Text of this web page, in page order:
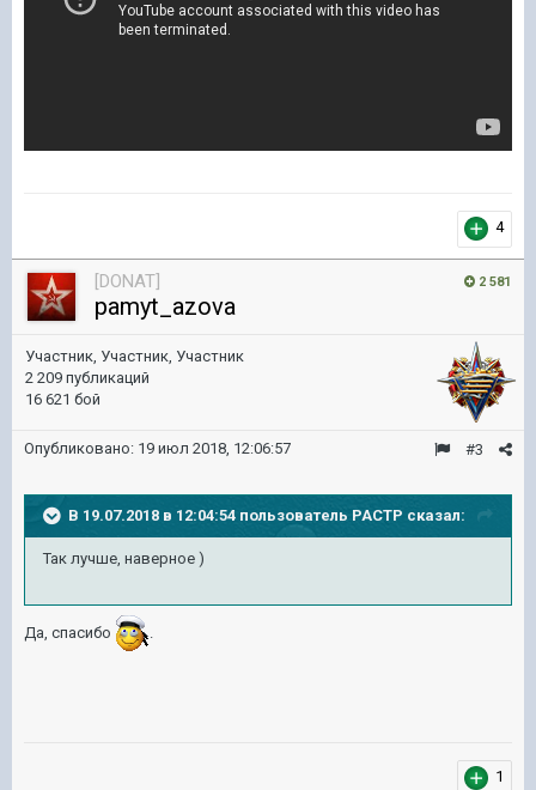
4
2 581
[DONAT]
pamyt_azova
Участник, Участник, Участник
2 209 публикаций
16 621 бой
#3
Опубликовано: 19 июл 2018, 12:06:57
В 19.07.2018 в 12:04:54 пользователь PACTP сказал:
Так лучше, наверное )
Да, спасибо .
1